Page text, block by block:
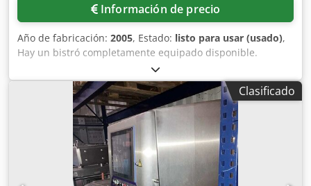
Información de precio
Año de fabricación: 2005, Estado: listo para usar (usado),
Hay un bistró completamente equipado disponible.
Componentes: 1) Lavavajillas de arrastre. 2) Mobiliario. 3)
Cocina pequeña y grande. 4) Equipamiento para clientes
como mesas, sillas y mostradores de autoservicio. 5)
Frigoríficos. 6) Freidoras y parrillas. 7) Cajas registradoras y
balanzas. 8) Vajilla, platos, etc. 9) Sistema de extracción y
filtración. Documentación disponible. Es posible una visita
in situ. Dodpfx Asxc Nhmjhlekr
Clasificado